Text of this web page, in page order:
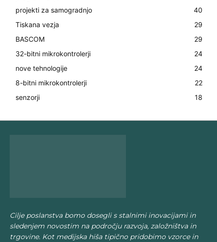
projekti za samogradnjo
40
Tiskana vezja
29
BASCOM
29
32-bitni mikrokontrolerji
24
nove tehnologije
24
8-bitni mikrokontrolerji
22
senzorji
18
Cilje poslanstva bomo dosegli s stalnimi inovacijami in
sledenjem novostim na področju razvoja, založništva in
trgovine. Kot medijska hiša tipično pridobimo vzorce in